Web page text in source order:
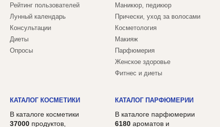
Рейтинг пользователей
Лунный календарь
Консультации
Диеты
Опросы
Маникюр, педикюр
Прически, уход за волосами
Косметология
Макияж
Парфюмерия
Женское здоровье
Фитнес и диеты
КАТАЛОГ КОСМЕТИКИ
В каталоге косметики
37000 продуктов,
КАТАЛОГ ПАРФЮМЕРИИ
В каталоге парфюмерии
6180 ароматов и